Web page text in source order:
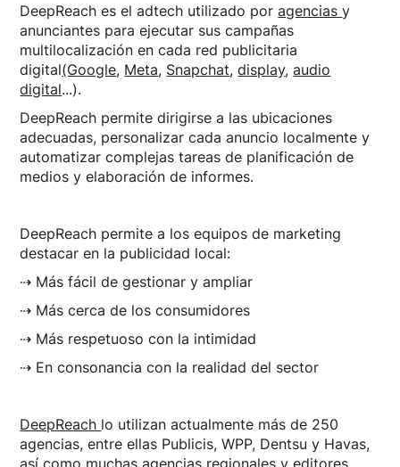
DeepReach es el adtech utilizado poragenciasy
anunciantes para ejecutar sus campañas
multilocalización en cada red publicitaria
digital(Google, Meta, Snapchat,display,audio
digital...).
DeepReach permite dirigirse a las ubicaciones
adecuadas, personalizar cada anuncio localmente y
automatizar complejas tareas de planificación de
medios y elaboración de informes.
DeepReach permite a los equipos de marketing
destacar en la publicidad local:
⇢ Más fácil de gestionar y ampliar
⇢ Más cerca de los consumidores
⇢ Más respetuoso con la intimidad
⇢ En consonancia con la realidad del sector
DeepReach lo utilizan actualmente más de 250
agencias, entre ellas Publicis, WPP, Dentsu y Havas,
así como muchas agencias regionales y editores.